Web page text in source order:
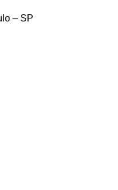
– SP